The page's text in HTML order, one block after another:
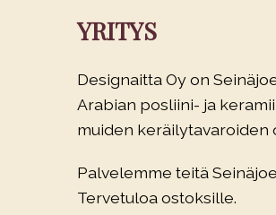
YRITYS
Designaitta Oy on
Arabian posliini- ja
muiden keräilytavaroiden
Palvelemme teitä
Tervetuloa ostoksille.